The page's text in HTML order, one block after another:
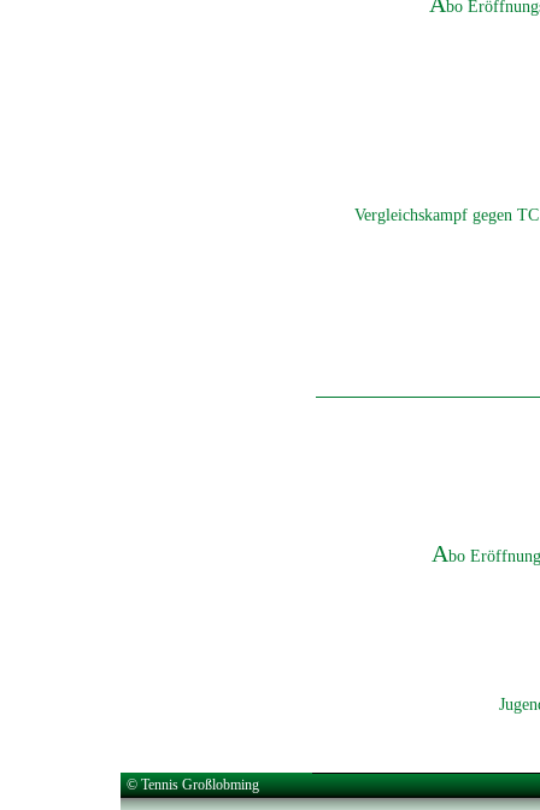
bo
Vergleichskampf gegen
Abo
© Tennis Großlobming